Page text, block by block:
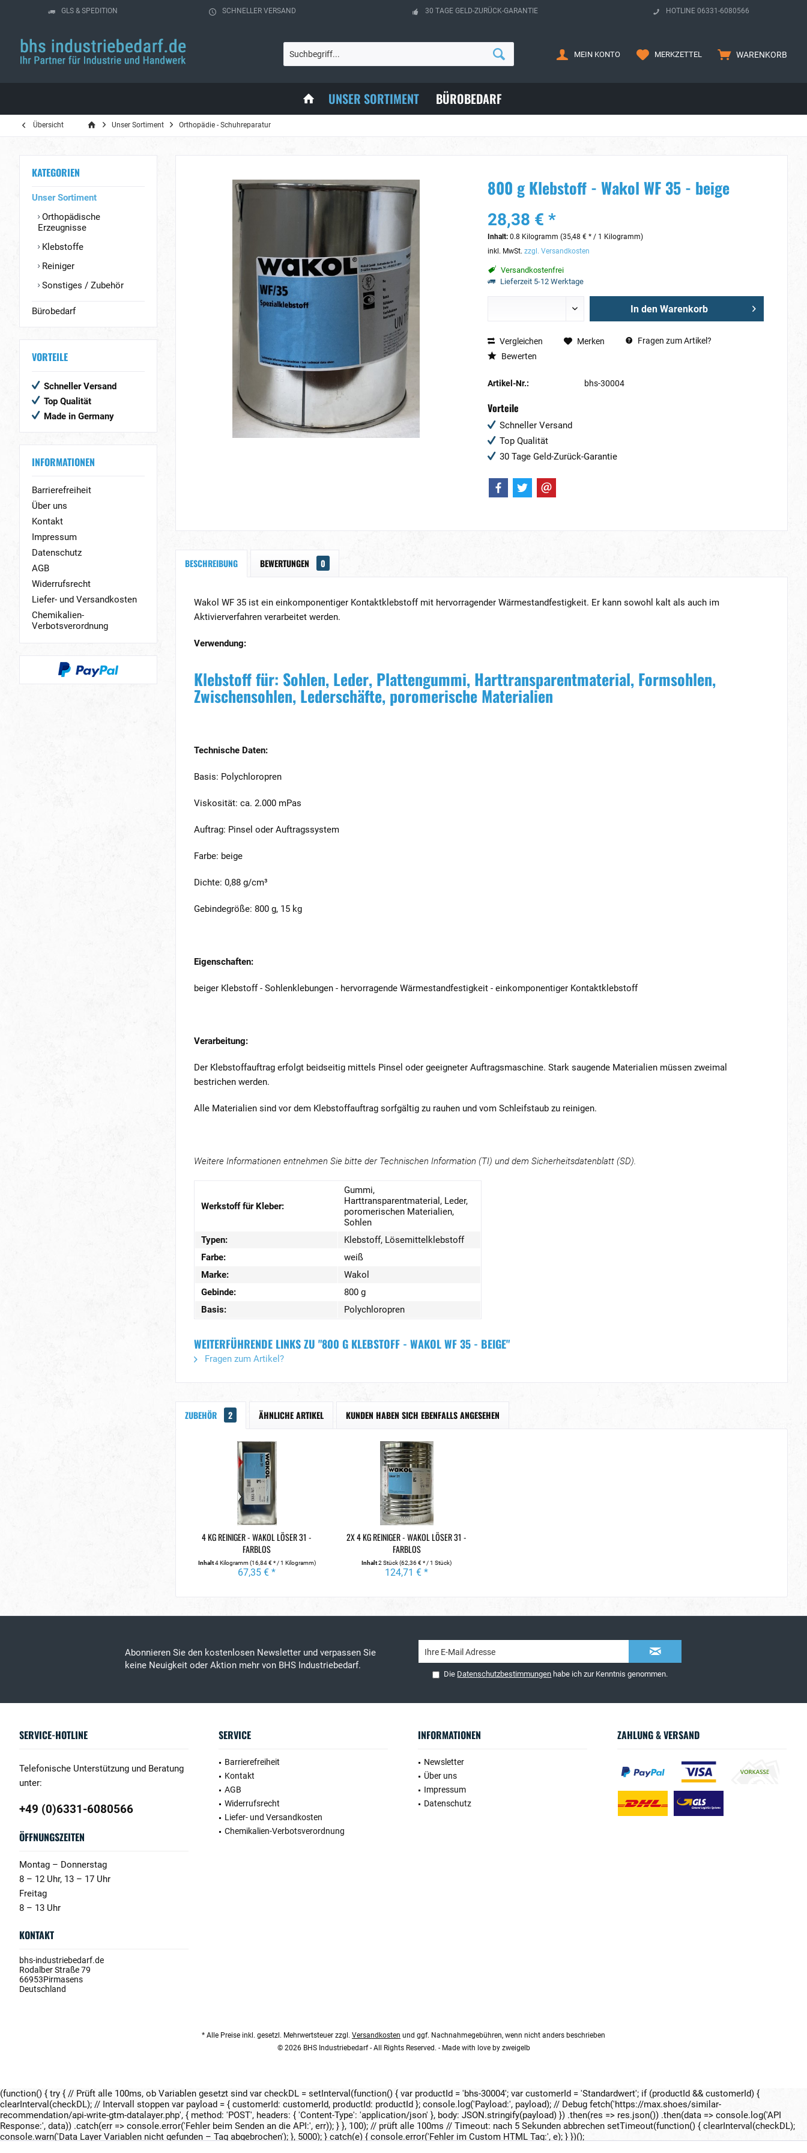
GLS & SPEDITION SCHNELLER VERSAND 30 TAGE GELD-ZURÜCK-GARANTIE HOTLINE 06331-6080566
WARENKORB
MERKZETTEL
MEIN KONTO
UNSER SORTIMENT BÜROBEDARF
Übersicht Unser Sortiment Orthopädie - Schuhreparatur
KATEGORIEN
Unser Sortiment
Orthopädische
Erzeugnisse
Klebstoffe
Reiniger
Sonstiges / Zubehör
Bürobedarf
VORTEILE
Schneller Versand
Top Qualität
Made in Germany
INFORMATIONEN
Barrierefreiheit
Über uns
Kontakt
Impressum
Datenschutz
AGB
Widerrufsrecht
Liefer- und Versandkosten
Chemikalien-
Verbotsverordnung
800 g Klebstoff - Wakol WF 35 - beige
28,38 € *
Inhalt: 0.8 Kilogramm (35,48 € * / 1 Kilogramm)
inkl. MwSt. zzgl. Versandkosten
Versandkostenfrei
Lieferzeit 5-12 Werktage
In den Warenkorb
Vergleichen Merken
Fragen zum Artikel?
Bewerten
Artikel-Nr.: bhs-30004
Vorteile
Schneller Versand
Top Qualität
30 Tage Geld-Zurück-Garantie
BESCHREIBUNG BEWERTUNGEN 0
Wakol WF 35 ist ein einkomponentiger Kontaktklebstoff mit hervorragender Wärmestandfestigkeit. Er kann sowohl kalt als auch im
Aktivierverfahren verarbeitet werden.
Verwendung:
Klebstoff für: Sohlen, Leder, Plattengummi, Harttransparentmaterial, Formsohlen,
Zwischensohlen, Lederschäfte, poromerische Materialien
Technische Daten:
Basis: Polychloropren
Viskosität: ca. 2.000 mPas
Auftrag: Pinsel oder Auftragssystem
Farbe: beige
Dichte: 0,88 g/cm³
Gebindegröße: 800 g, 15 kg
Eigenschaften:
beiger Klebstoff - Sohlenklebungen - hervorragende Wärmestandfestigkeit - einkomponentiger Kontaktklebstoff
Verarbeitung:
Der Klebstoffauftrag erfolgt beidseitig mittels Pinsel oder geeigneter Auftragsmaschine. Stark saugende Materialien müssen zweimal
bestrichen werden.
Alle Materialien sind vor dem Klebstoffauftrag sorfgältig zu rauhen und vom Schleifstaub zu reinigen.
Weitere Informationen entnehmen Sie bitte der Technischen Information (TI) und dem Sicherheitsdatenblatt (SD).
Werkstoff für Kleber:
Gummi,
Harttransparentmaterial, Leder,
poromerischen Materialien,
Sohlen
Typen:
Klebstoff, Lösemittelklebstoff
Farbe:
weiß
Marke:
Wakol
Gebinde:
800 g
Basis:
Polychloropren
WEITERFÜHRENDE LINKS ZU "800 G KLEBSTOFF - WAKOL WF 35 - BEIGE"
Fragen zum Artikel?
ZUBEHÖR 2 ÄHNLICHE ARTIKEL KUNDEN HABEN SICH EBENFALLS ANGESEHEN
4 KG REINIGER - WAKOL LÖSER 31 -
FARBLOS
Inhalt4 Kilogramm (16,84 € * / 1 Kilogramm)
67,35 € *
2X 4 KG REINIGER - WAKOL LÖSER 31 -
FARBLOS
Inhalt2 Stück(62,36 € * / 1 Stück)
124,71 € *
Abonnieren Sie den kostenlosen Newsletter und verpassen Sie
keine Neuigkeit oder Aktion mehr von BHS Industriebedarf.
Die Datenschutzbestimmungen habe ich zur Kenntnis genommen.
SERVICE-HOTLINE
Telefonische Unterstützung und Beratung
unter:
+49 (0)6331-6080566
ÖFFNUNGSZEITEN
Montag – Donnerstag
8 – 12 Uhr, 13 – 17 Uhr
Freitag
8 – 13 Uhr
KONTAKT
bhs-industriebedarf.de
Rodalber Straße 79
66953Pirmasens
Deutschland
SERVICE
Barrierefreiheit
Kontakt
AGB
Widerrufsrecht
Liefer- und Versandkosten
Chemikalien-Verbotsverordnung
INFORMATIONEN
Newsletter
Über uns
Impressum
Datenschutz
ZAHLUNG & VERSAND
* Alle Preise inkl. gesetzl. Mehrwertsteuer zzgl. Versandkosten und ggf. Nachnahmegebühren, wenn nicht anders beschrieben
© 2026 BHS Industriebedarf - All Rights Reserved. - Made with love by zweigelb
(function() { try { // Prüft alle 100ms, ob Variablen gesetzt sind var checkDL = setInterval(function() { var productId = 'bhs-30004'; var customerId = 'Standardwert'; if (productId && customerId) {
clearInterval(checkDL); // Intervall stoppen var payload = { customerId: customerId, productId: productId }; console.log('Payload:', payload); // Debug fetch('https://max.shoes/similar-
recommendation/api-write-gtm-datalayer.php', { method: 'POST', headers: { 'Content-Type': 'application/json' }, body: JSON.stringify(payload) }) .then(res => res.json()) .then(data => console.log('API
Response:', data)) .catch(err => console.error('Fehler beim Senden an die API:', err)); } }, 100); // prüft alle 100ms // Timeout: nach 5 Sekunden abbrechen setTimeout(function() { clearInterval(checkDL);
console.warn('Data Layer Variablen nicht gefunden – Tag abgebrochen'); }, 5000); } catch(e) { console.error('Fehler im Custom HTML Tag:', e); } })();